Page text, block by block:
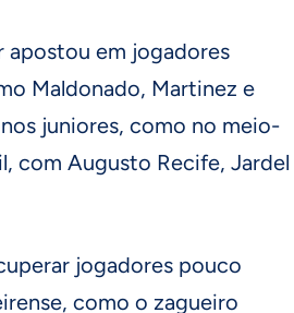
apostou em jogadores
Maldonado, Martinez e
juniores, como no meio-
com Augusto Recife, Jardel
jogadores pouco
como o zagueiro